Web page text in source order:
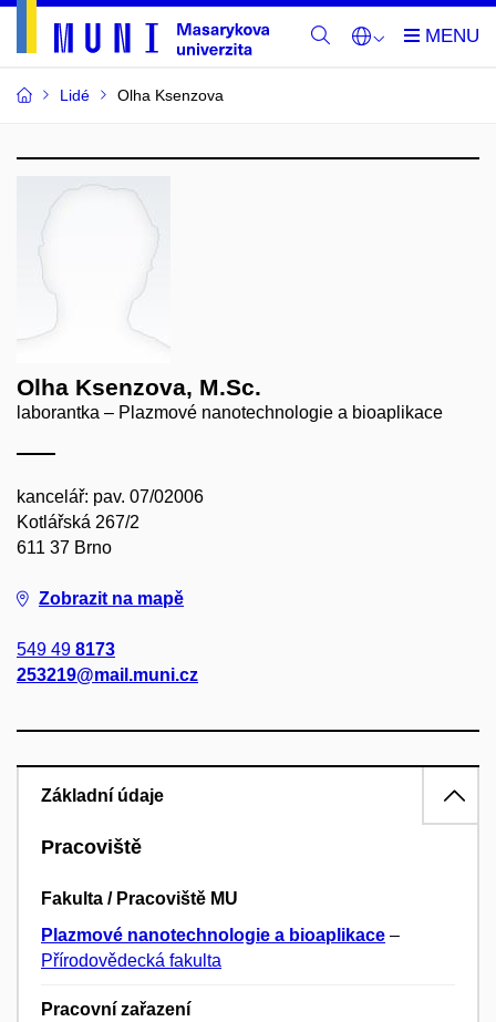
Lidé Olha Ksenzova
Olha Ksenzova, M.Sc.
laborantka – Plazmové nanotechnologie a bioaplikace
kancelář: pav. 07/02006
Kotlářská 267/2
611 37 Brno
Zobrazit na mapě
549 49 8173
253219@mail.muni.cz
Základní údaje
Pracoviště
Fakulta / Pracoviště MU
Plazmové nanotechnologie a bioaplikace –
Přírodovědecká fakulta
Pracovní zařazení